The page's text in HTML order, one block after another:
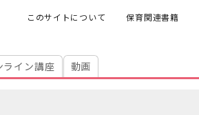
このサイトについて 保育関連書籍
ライン講座 動画